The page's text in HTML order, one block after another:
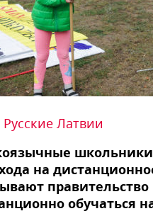
Русские Латвии
на
обучаться